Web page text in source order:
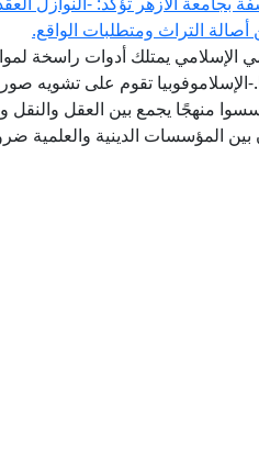
أصالة التراث ومتطلبات الواقع.
الإسلامي يمتلك أدوات راسخة
الإسلاموفوبيا تقوم على تشويه
منهجًا يجمع بين العقل والنقل
بين المؤسسات الدينية والعلمية